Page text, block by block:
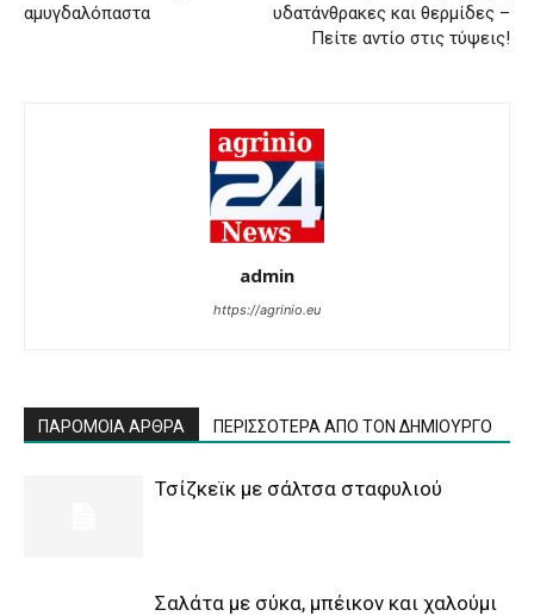
αμυγδαλόπαστα
υδατάνθρακες και θερμίδες –
Πείτε αντίο στις τύψεις!
admin
https://agrinio.eu
ΠΑΡΟΜΟΙΑ ΑΡΘΡΑ ΠΕΡΙΣΣΟΤΕΡΑ ΑΠΟ ΤΟΝ ΔΗΜΙΟΥΡΓΟ
Τσίζκεϊκ με σάλτσα σταφυλιού
Σαλάτα με σύκα, μπέικον και χαλούμι